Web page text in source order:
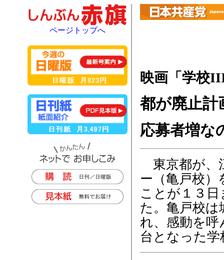
映画「学校
都が廃止計
応募者増な
東京都が、
ー（亀戸校）
ことが１３
た。亀戸校は
れ、感動を呼
台となった学
ページトップへ